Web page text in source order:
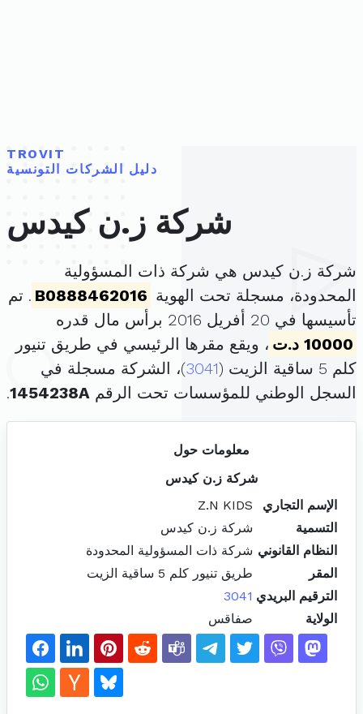
TROVIT
دليل الشركات التونسية
شركة ز.ن كيدس
شركة ز.ن كيدس هي شركة ذات المسؤولية
المحدودة، مسجلة تحت الهوية B0888462016 . تم
تأسيسها في 20 أفريل 2016 برأس مال قدره
10000 د.ت
، ويقع مقرها الرئيسي في طريق تنيور
كلم 5 ساقية الزيت (
3041)، الشركة مسجلة في
السجل الوطني للمؤسسات تحت الرقم 1454238A
.
معلومات حول
شركة ز.ن كيدس
الإسم التجاري
Z.N KIDS
التسمية
شركة ز.ن كيدس
النظام القانوني شركة ذات المسؤولية المحدودة
المقر
طريق تنيور كلم 5 ساقية الزيت
الترقيم البريدي 3041
الولاية
صفاقس